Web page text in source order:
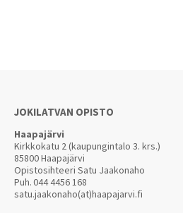
JOKILATVAN OPISTO
Haapajärvi
Kirkkokatu 2 (kaupungintalo 3. krs.)
85800 Haapajärvi
Opistosihteeri Satu Jaakonaho
Puh.044 4456 168
satu.jaakonaho(at)haapajarvi.fi